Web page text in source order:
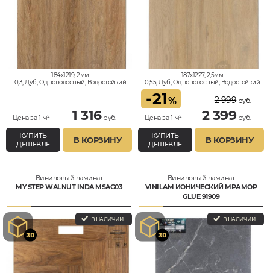
184x1219, 2мм
0,3, Дуб, Однополосный, Водостойкий
Цена за 1 м² 1 316руб.
КУПИТЬ
ДЕШЕВЛЕ
В КОРЗИНУ
187x1227, 2,5мм
0,55, Дуб, Однополосный, Водостойкий
-21%
Цена за 1 м²
2 999руб.
2 399руб.
КУПИТЬ
ДЕШЕВЛЕ
В КОРЗИНУ
Виниловый ламинат
MY STEP WALNUT INDA MSAG03
В НАЛИЧИИ
Виниловый ламинат
VINILAM ИОНИЧЕСКИЙ МРАМОР
GLUE 91909
В НАЛИЧИИ